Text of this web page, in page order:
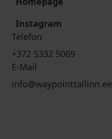
Instagram
Telefon
+372 5332 5069
E-Mail
info@waypointtallinn.ee